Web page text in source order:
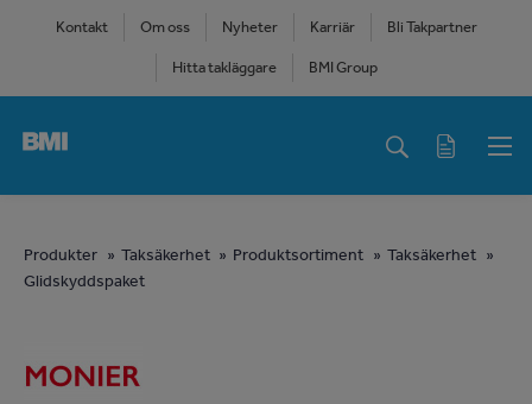
content
Kontakt Om oss Nyheter Karriär Bli Takpartner
Hitta takläggare BMI Group
navigation
You
Produkter Taksäkerhet Produktsortiment
Taksäkerhet
Glidskyddspaket